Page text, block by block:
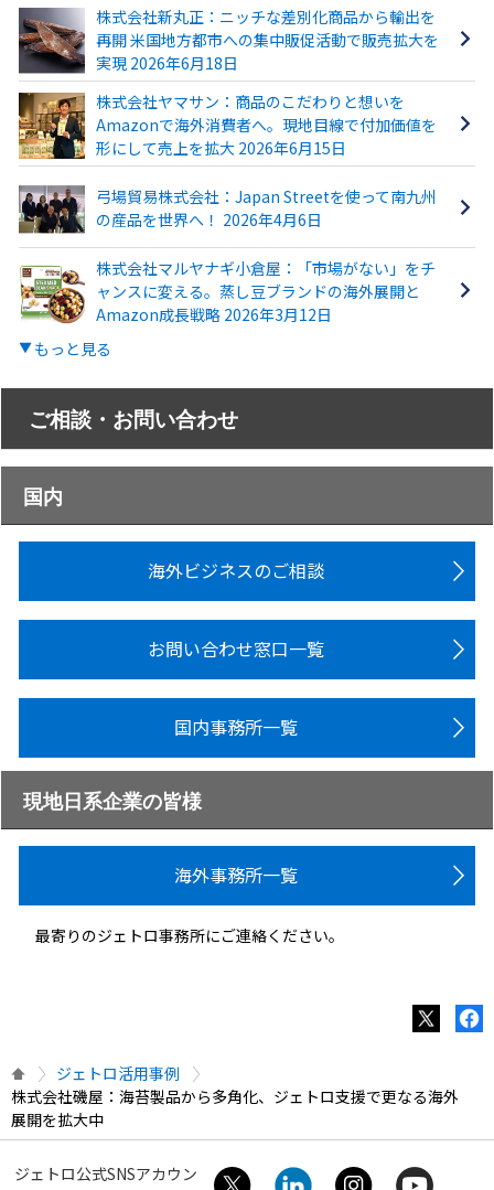
株式会社新丸正：ニッチな差別化商品から輸出を
再開 米国地方都市への集中販促活動で販売拡大を
実現 2026年6月18日
株式会社ヤマサン：商品のこだわりと想いを
Amazonで海外消費者へ。現地目線で付加価値を
形にして売上を拡大 2026年6月15日
弓場貿易株式会社：Japan Streetを使って南九州
の産品を世界へ！ 2026年4月6日
株式会社マルヤナギ小倉屋：「市場がない」をチ
ャンスに変える。蒸し豆ブランドの海外展開と
Amazon成長戦略 2026年3月12日
もっと見る
ご相談・お問い合わせ
国内
海外ビジネスのご相談
お問い合わせ窓口一覧
国内事務所一覧
現地日系企業の皆様
海外事務所一覧
最寄りのジェトロ事務所にご連絡ください。
ジェトロ活用事例
株式会社磯屋：海苔製品から多角化、ジェトロ支援で更なる海外
展開を拡大中
ジェトロ公式SNSアカウン